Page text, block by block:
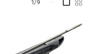
1/9